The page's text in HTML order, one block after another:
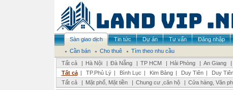
Sàn giao dịch Tin tức Dự án Tư vấn Đăng nhập
Cần bán
Cho thuê
Tìm theo nhu cầu
Tất cả
| Hà Nội | Đà Nẵng | TP HCM | Hải Phòng | An Giang |
Tất cả | TP.Phủ Lý | Bình Lục | Kim Bảng | Duy Tiên | Duy
Tất cả
| Mặt phố, Mặt tiền | Chung cư ,căn hộ | Cửa hàng, Văn